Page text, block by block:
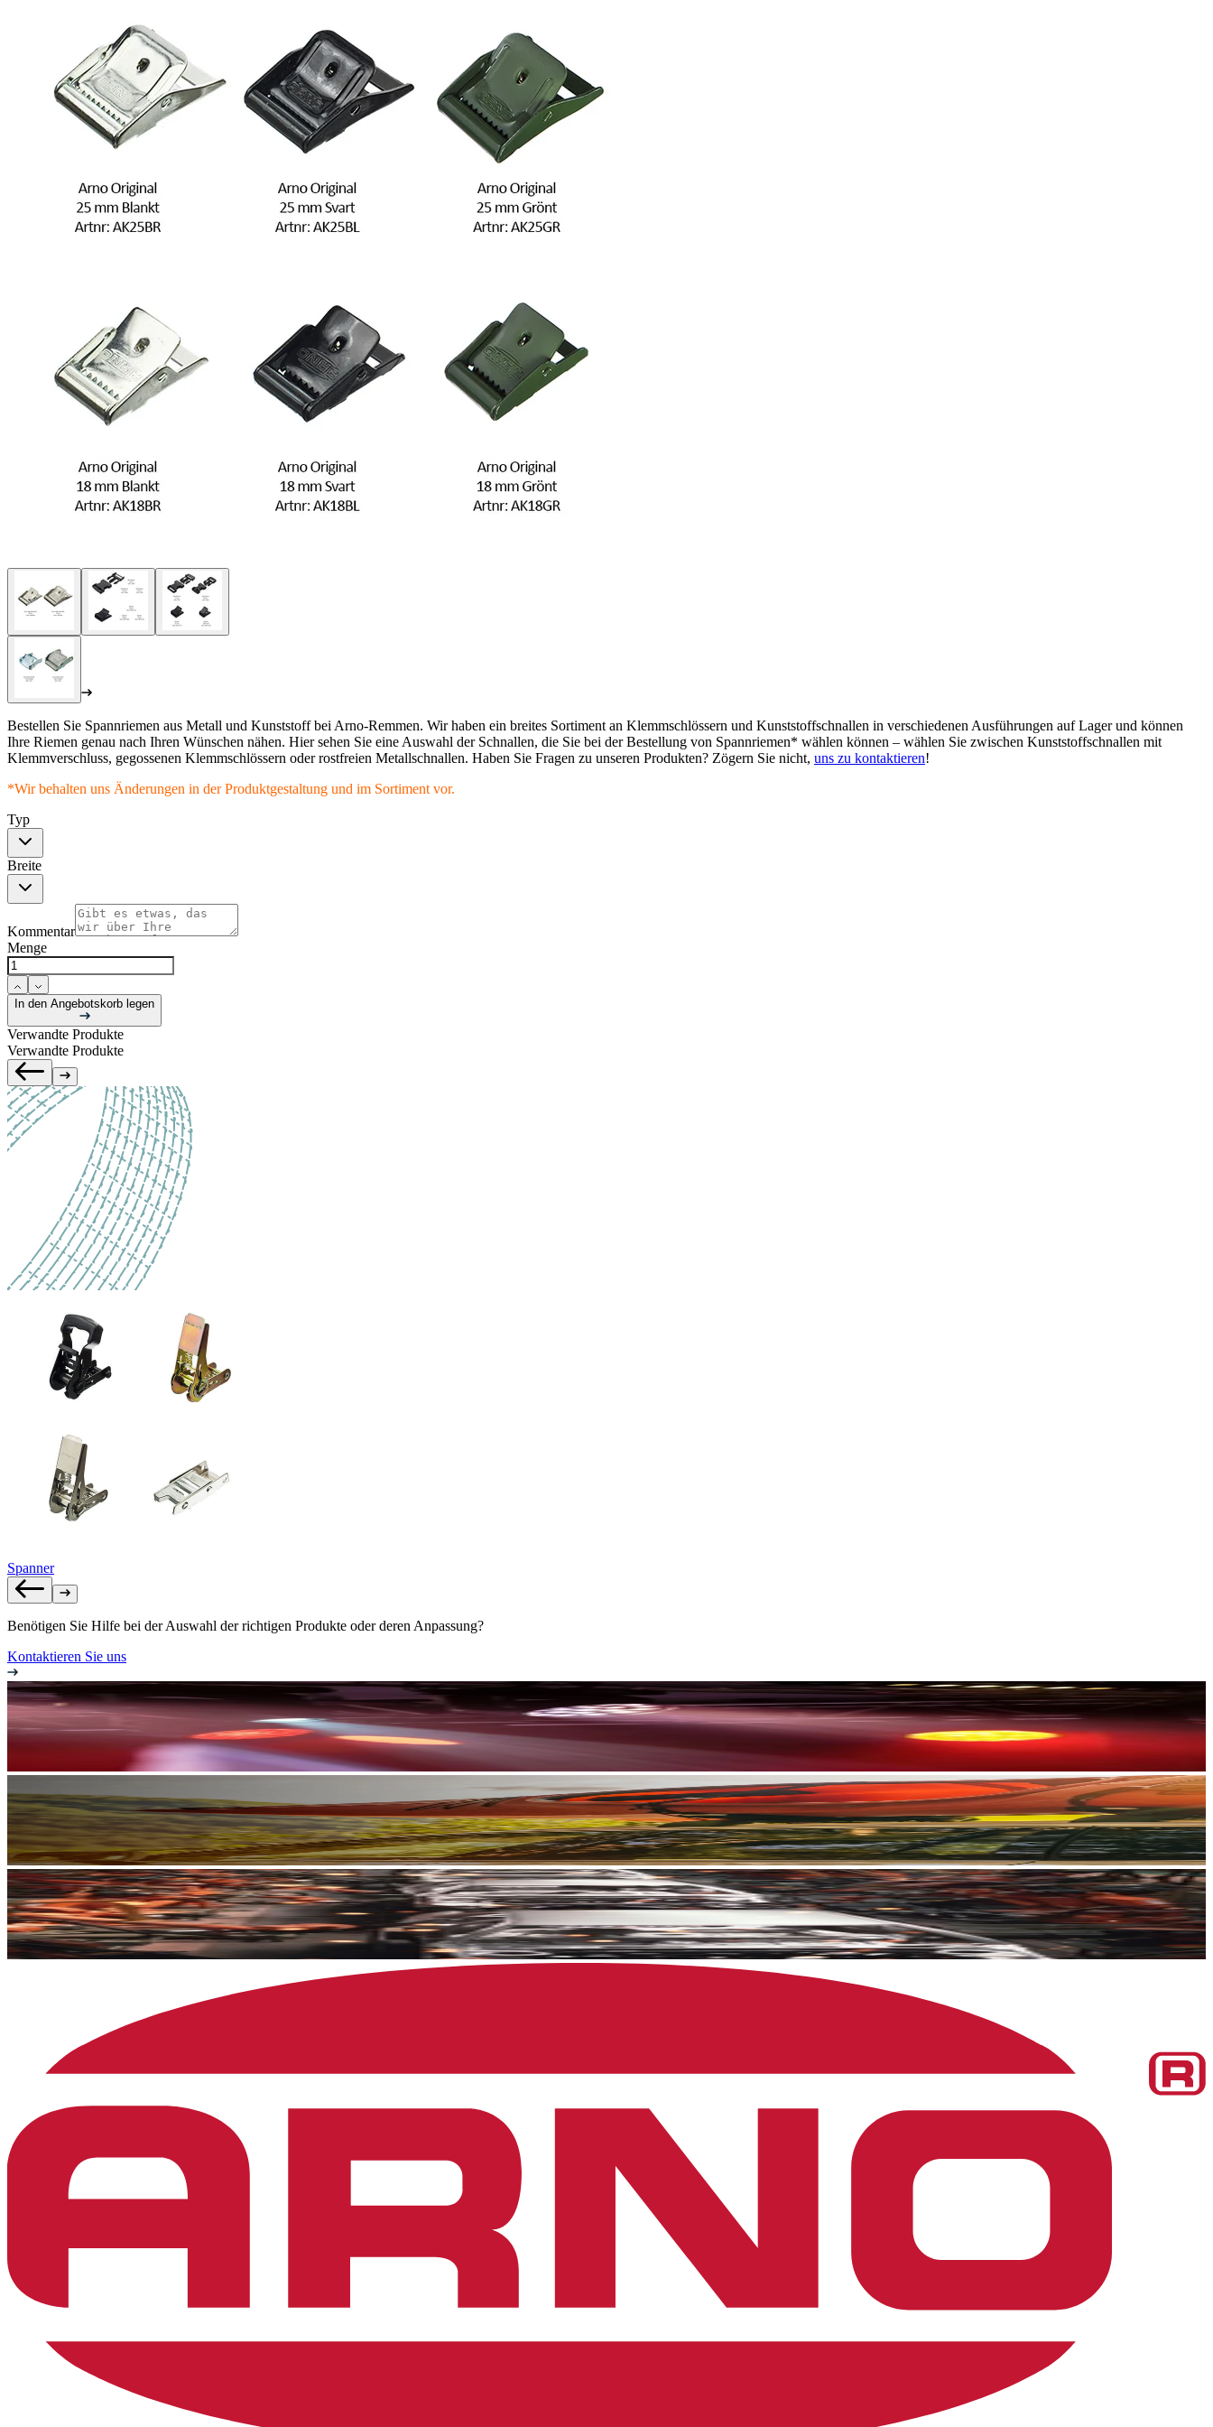
Bestellen Sie Spannriemen aus Metall und Kunststoff bei Arno-Remmen. Wir haben ein breites Sortiment an Klemmschlössern und Kunststoffschnallen in verschiedenen Ausführungen auf Lager und können
Ihre Riemen genau nach Ihren Wünschen nähen. Hier sehen Sie eine Auswahl der Schnallen, die Sie bei der Bestellung von Spannriemen* wählen können – wählen Sie zwischen Kunststoffschnallen mit
Klemmverschluss, gegossenen Klemmschlössern oder rostfreien Metallschnallen. Haben Sie Fragen zu unseren Produkten? Zögern Sie nicht, uns zu kontaktieren!
*Wir behalten uns Änderungen in der Produktgestaltung und im Sortiment vor.
Typ
Breite
Kommentar
Menge
In den Angebotskorb legen
Verwandte Produkte
Verwandte Produkte
Spanner
Benötigen Sie Hilfe bei der Auswahl der richtigen Produkte oder deren Anpassung?
Kontaktieren Sie uns